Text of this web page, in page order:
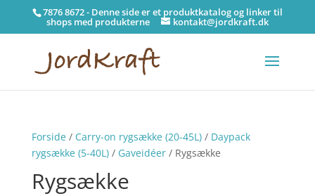
7876 8672 - Denne side er et produktkatalog og linker til
shops med produkterne kontakt@jordkraft.dk
Forside/ Carry-on rygsække (20-45L)/ Daypack
rygsække (5-40L)/ Gaveidéer/ Rygsække
Rygsække